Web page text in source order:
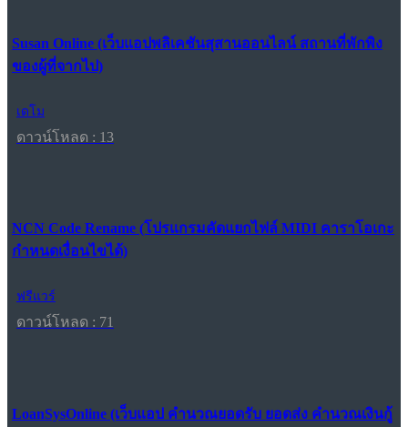
Susan Online (เว็บแอปพลิเคชันสุสานออนไลน์ สถานที่พักพิง
ของผู้ที่จากไป)
เดโม
ดาวน์โหลด : 13
NCN Code Rename (โปรแกรมคัดแยกไฟล์ MIDI คาราโอเกะ
กำหนดเงื่อนไขได้)
ฟรีแวร์
ดาวน์โหลด : 71
LoanSysOnline (เว็บแอป คำนวณยอดรับ ยอดส่ง คำนวณเงินกู้